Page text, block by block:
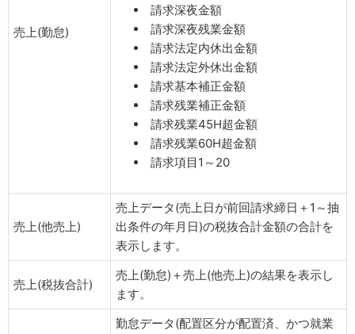
売上(勤怠)
請求深夜金額
請求深夜残業金額
請求法定内休出金額
請求法定外休出金額
請求基本補正金額
請求残業補正金額
請求残業45H超金額
請求残業60H超金額
請求項目1～20
売上(他売上)
売上データ(売上日が前回請求締日＋1～抽
出条件の年月日)の税抜合計金額の合計を
表示します。
売上(税抜合計)
売上(勤怠)＋売上(他売上)の結果を表示し
ます。
勤怠データ(配置区分が配置済、かつ就業